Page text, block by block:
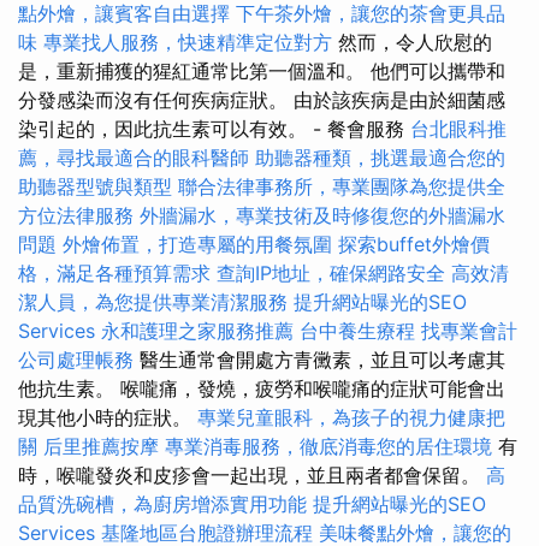
點外燴，讓賓客自由選擇 下午茶外燴，讓您的茶會更具品
味 專業找人服務，快速精準定位對方 然而，令人欣慰的
是，重新捕獲的猩紅通常比第一個溫和。 他們可以攜帶和
分發感染而沒有任何疾病症狀。 由於該疾病是由於細菌感
染引起的，因此抗生素可以有效。 - 餐會服務 台北眼科推
薦，尋找最適合的眼科醫師 助聽器種類，挑選最適合您的
助聽器型號與類型 聯合法律事務所，專業團隊為您提供全
方位法律服務 外牆漏水，專業技術及時修復您的外牆漏水
問題 外燴佈置，打造專屬的用餐氛圍 探索buffet外燴價
格，滿足各種預算需求 查詢IP地址，確保網路安全 高效清
潔人員，為您提供專業清潔服務 提升網站曝光的SEO
Services 永和護理之家服務推薦 台中養生療程 找專業會計
公司處理帳務 醫生通常會開處方青黴素，並且可以考慮其
他抗生素。 喉嚨痛，發燒，疲勞和喉嚨痛的症狀可能會出
現其他小時的症狀。 專業兒童眼科，為孩子的視力健康把
關 后里推薦按摩 專業消毒服務，徹底消毒您的居住環境 有
時，喉嚨發炎和皮疹會一起出現，並且兩者都會保留。 高
品質洗碗槽，為廚房增添實用功能 提升網站曝光的SEO
Services 基隆地區台胞證辦理流程 美味餐點外燴，讓您的